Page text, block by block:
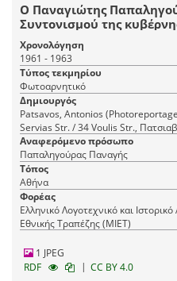
Ο Παναγιώτης
Συντονισμού της
επιτελείο του.
Χρονολόγηση
1961 - 1963
Τύπος τεκμηρίου
Φωτοαρνητικό
Δημιουργός
Patsavos, Antonios (Photoreportage ΜΙΝΙΟΝ)
Servias Str. / 34 Voulis Str.,
ΜΙΝΙΟΝ) Αθήνα, Καραγεώργη
Αναφερόμενο πρόσωπο
Παπαληγούρας Παναγής
Τόπος
Αθήνα
Φορέας
Ελληνικό Λογοτεχνικό και
Εθνικής Τραπέζης (ΜΙΕΤ)
1 JPEG
RDF
| CC BY 4.0